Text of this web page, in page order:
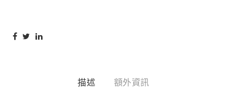
描述 額外資訊